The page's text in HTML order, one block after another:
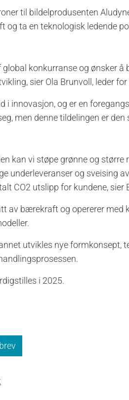
til bildelprodusenten
og ta en teknologisk ledende
konkurranse og ønsker
sier Ola Brunvoll, leder
i innovasjon, og er en
men denne tildelingen er den
kan vi støpe grønne og
underleveranser og sveising
CO2 utslipp for kundene, sier
av bærekraft og opererer med
utvikles nye formkonsept,
i 2025.